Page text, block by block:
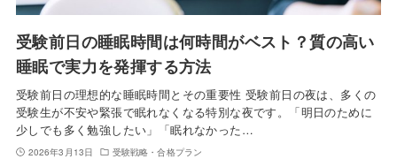
受験前日の睡眠時間は何時間がベスト？質の高い
睡眠で実力を発揮する方法
受験前日の理想的な睡眠時間とその重要性 受験前日の夜は、多くの
受験生が不安や緊張で眠れなくなる特別な夜です。「明日のために
少しでも多く勉強したい」「眠れなかった…
2026年3月13日 受験戦略・合格プラン